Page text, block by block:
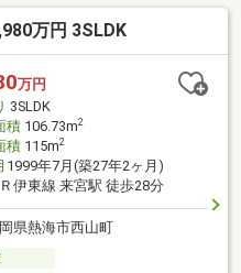
空間を作れます。
万円 3SLDK
万円
3SLDK
積106.73m2
積115m2
1999年7月(築27年2ヶ月)
Ｒ伊東線 来宮駅 徒歩28分
県熱海市西山町